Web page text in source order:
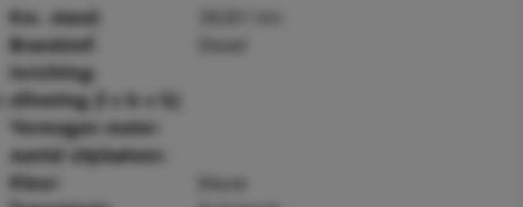
Km. stand: 39261 km
Brandstof: Diesel
Inrichting:
Afmeting (l x b x h):
Vermogen motor:
Aantal zitplaatsen:
Kleur:
blauw